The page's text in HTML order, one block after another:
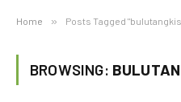
Home » Posts Tagged
BROWSING: